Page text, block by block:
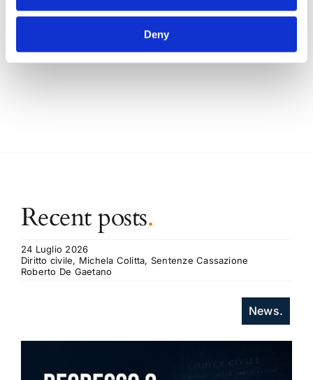
Deny
Recent posts.
24 Luglio 2026
Diritto civile, Michela Colitta, Sentenze Cassazione
Roberto De Gaetano
News.